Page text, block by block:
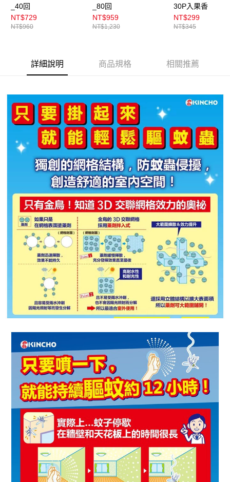
_40回
NT$729
NT$960
_80回
NT$959
NT$1,230
30P入果香
NT$299
NT$345
詳細說明 商品規格 相關推薦